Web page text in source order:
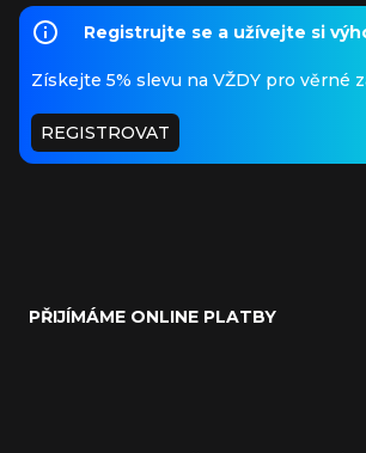
Registrujte se a užívejte si
Získejte 5% slevu na VŽDY pro věrné
REGISTROVAT
PŘIJÍMÁME ONLINE PLATBY